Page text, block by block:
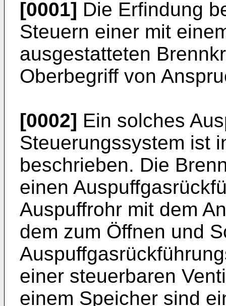
[0001] Die Erfindung
Steuern einer mit
ausgestatteten
Oberbegriff von
[0002] Ein solches
Steuerungssystem ist
beschrieben. Die
einen
Auspuffrohr mit dem
dem zum Öffnen und
einer steuerbaren
einem Speicher sind